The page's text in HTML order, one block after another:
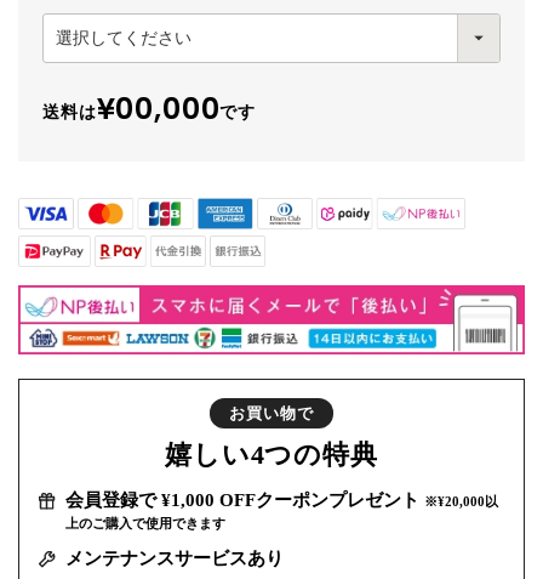
送料は¥00,000です
お買い物で
嬉しい4つの特典
会員登録で ¥1,000 OFFクーポンプレゼント
※¥20,000以
上のご購入で使用できます
メンテナンスサービスあり